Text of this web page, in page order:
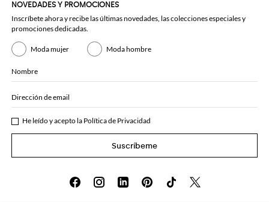
NOVEDADES Y PROMOCIONES
Inscríbete ahora y recibe las últimas novedades, las colecciones especiales y
promociones dedicadas.
Moda mujer Moda hombre
Nombre
Dirección de email
He leído y acepto la Política de Privacidad
Suscríbeme